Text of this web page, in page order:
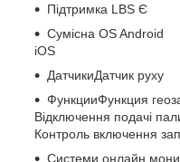
Підтримка LBS Є
Сумісна OS Android
iOS
ДатчикиДатчик руху
ФункцииФункция
Відключення подачі
Контроль включення
Системи онлайн